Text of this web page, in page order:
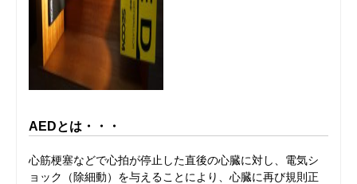
AEDとは・・・
心筋梗塞などで心拍が停止した直後の心臓に対し、電気シ
ョック（除細動）を与えることにより、心臓に再び規則正